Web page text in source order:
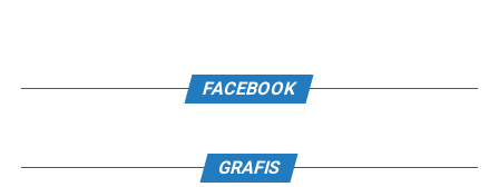
FACEBOOK
GRAFIS